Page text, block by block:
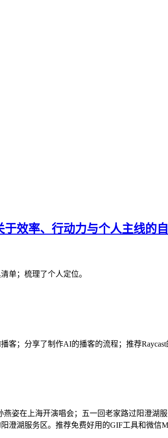
于效率、行动力与个人主线的
单；梳理了个人定位。
客；分享了制作AI的播客的流程；推荐
姿在上海开演唱会；五一回老家路过阳澄湖
湖服务区。推荐免费好用的GIF工具和微信